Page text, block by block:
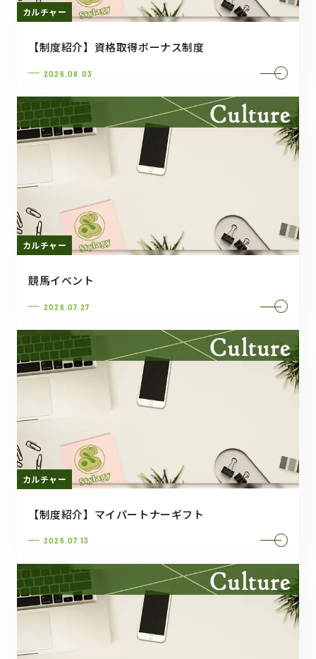
カルチャー
【制度紹介】資格取得ボーナス制度
2026.08.03
カルチャー
競馬イベント
2026.07.27
カルチャー
【制度紹介】マイパートナーギフト
2026.07.13